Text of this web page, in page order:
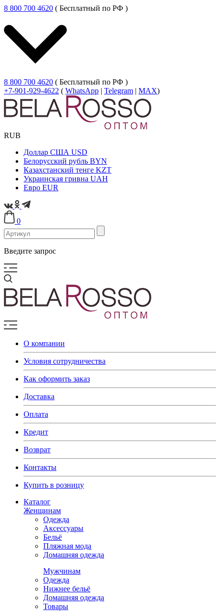
8 800 700 4620 ( Бесплатный по РФ )
8 800 700 4620 ( Бесплатный по РФ )
+7-901-929-4622 ( WhatsApp | Telegram | MAX)
RUB
Доллар США USD
Белорусский рубль BYN
Казахстанский тенге KZT
Украинская гривна UAH
Евро EUR
0
Введите запрос
О компании
Условия сотрудничества
Как оформить заказ
Доставка
Оплата
Кредит
Возврат
Контакты
Купить в розницу
Каталог
Женщинам
Одежда
Аксессуары
Бельё
Пляжная мода
Домашняя одежда
Мужчинам
Одежда
Нижнее бельё
Домашняя одежда
Товары